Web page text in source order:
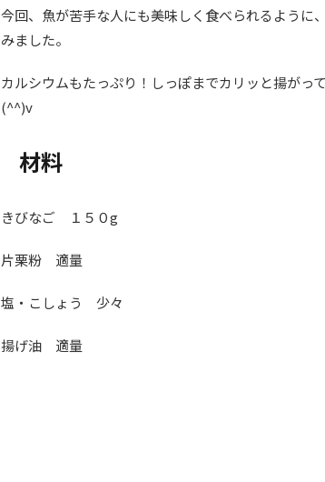
今回、魚が苦手な人にも美味しく食べられるように
みました。
カルシウムもたっぷり！しっぽまでカリッと揚がっ
(^^)v
材料
きびなご １５０g
片栗粉 適量
塩・こしょう 少々
揚げ油 適量